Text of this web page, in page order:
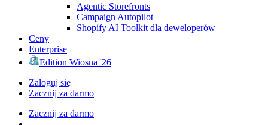
Agentic Storefronts
Campaign Autopilot
Shopify AI Toolkit dla deweloperów
Ceny
Enterprise
Edition Wiosna '26
Zaloguj się
Zacznij za darmo
Zacznij za darmo